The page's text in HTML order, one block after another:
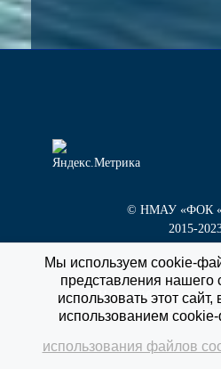
© НМАУ «ФОК
2015-
г. Новокуйбышевск,
тел/факс8
Мы используем cookie-
представления нашего
использовать этот
использованием
использования файлов